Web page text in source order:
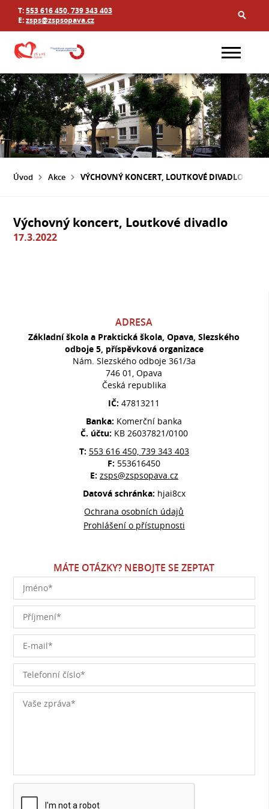
T:553 616 450, 739 343 403
E:zsps@zspsopava.cz
Úvod Akce VÝCHOVNÝ KONCERT, LOUTKOVÉ DIVADLO
Výchovný koncert, Loutkové divadlo
17.3.2022
ADRESA
Základní škola a Praktická škola, Opava, Slezského
odboje 5, příspěvková organizace
Nám. Slezského odboje 361/3a
746 01, Opava
Česká republika
IČ:47813211
Banka: Komerční banka
Č. účtu: KB 26037821/0100
T: 553 616 450, 739 343 403
F: 553616450
E: zsps@zspsopava.cz
Datová schránka: hjai8cx
Ochrana osobních údajů
Prohlášení o přístupnosti
MÁTE OTÁZKY? NEBOJTE SE ZEPTAT